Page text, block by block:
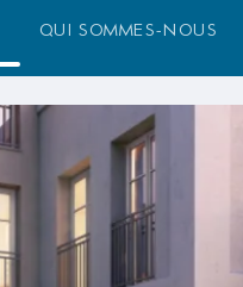
qui sommes-nous